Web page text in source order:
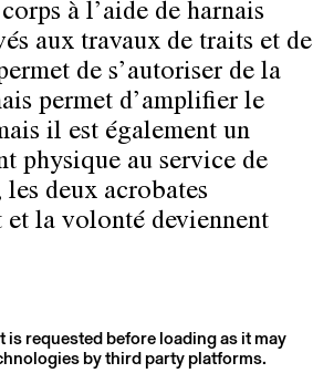
à l’aide de harnais
aux travaux de traits et de
de s’autoriser de la
permet d’amplifier le
il est également un
physique au service de
deux acrobates
et la volonté deviennent
requested before loading as it may
by third party platforms.